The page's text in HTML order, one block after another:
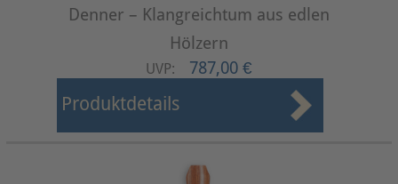
Denner – Klangreichtum aus edlen
Hölzern
UVP: 787,00 €
Produktdetails